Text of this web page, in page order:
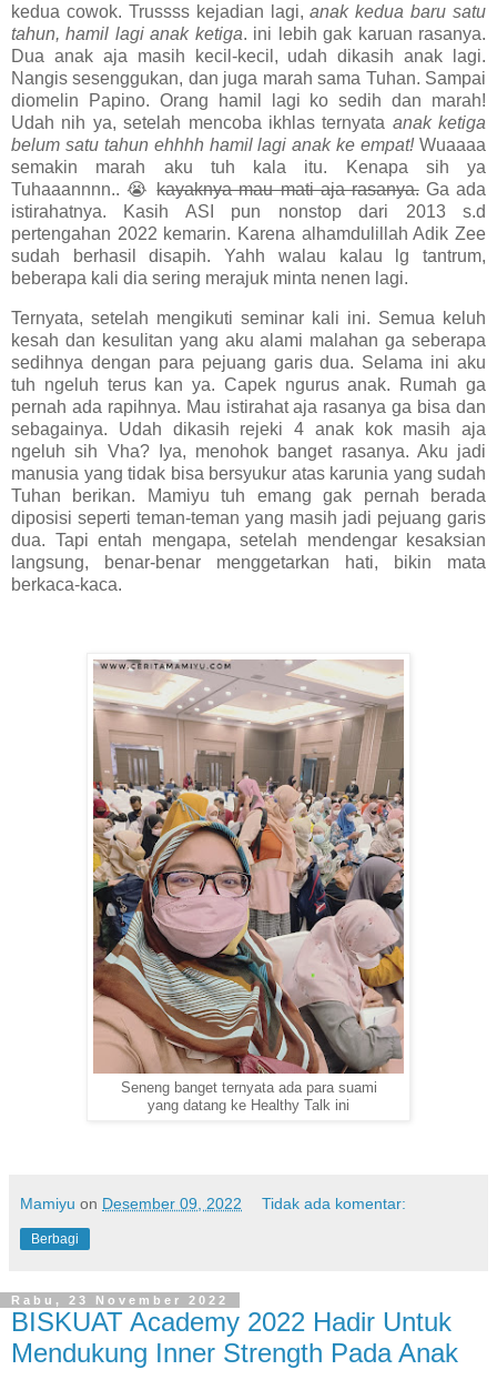
kedua cowok. Trussss kejadian lagi,anak kedua baru satu
tahun, hamil lagi anak ketiga. ini lebih gak karuan rasanya.
Dua anak aja masih kecil-kecil, udah dikasih anak lagi.
Nangis sesenggukan, dan juga marah sama Tuhan. Sampai
diomelin Papino. Orang hamil lagi ko sedih dan marah!
Udah nih ya, setelah mencoba ikhlas ternyata anak ketiga
belum satu tahun ehhhh hamil lagi anak ke empat!Wuaaaa
semakin marah aku tuh kala itu. Kenapa sih ya
Tuhaaannnn.. 😭kayaknya mau mati aja rasanya.Ga ada
istirahatnya. Kasih ASI pun nonstop dari 2013 s.d
pertengahan 2022 kemarin. Karena alhamdulillah Adik Zee
sudah berhasil disapih. Yahh walau kalau lg tantrum,
beberapa kali dia sering merajuk minta nenen lagi.
Ternyata, setelah mengikuti seminar kali ini. Semua keluh
kesah dan kesulitan yang aku alami malahan ga seberapa
sedihnya dengan para pejuang garis dua. Selama ini aku
tuh ngeluh terus kan ya. Capek ngurus anak. Rumah ga
pernah ada rapihnya. Mau istirahat aja rasanya ga bisa dan
sebagainya. Udah dikasih rejeki 4 anak kok masih aja
ngeluh sih Vha? Iya, menohok banget rasanya. Aku jadi
manusia yang tidak bisa bersyukur atas karunia yang sudah
Tuhan berikan. Mamiyu tuh emang gak pernah berada
diposisi seperti teman-teman yang masih jadi pejuang garis
dua. Tapi entah mengapa, setelah mendengar kesaksian
langsung, benar-benar menggetarkan hati, bikin mata
berkaca-kaca.
Seneng banget ternyata ada para suami
yang datang ke Healthy Talk ini
Mamiyu on Desember 09, 2022 Tidak ada komentar:
Berbagi
Rabu, 23 November 2022
BISKUAT Academy 2022 Hadir Untuk
Mendukung Inner Strength Pada Anak